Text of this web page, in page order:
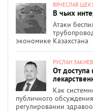
ВЯЧЕСЛАВ
В чьих
Атаки
экономике Казахстана
РУСЛАН ЗАКИЕВ
От
Как
публичного
регулировании